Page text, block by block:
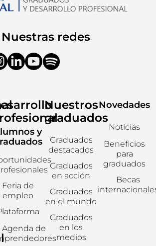
Nuestras redes
y
Feria de
empleo
Agenda de
Nuestros
graduados
Graduados
destacados
Graduados
en acción
Graduados
en el mundo
Graduados
en los
medios
Novedades
Noticias
Beneficios
para
graduados
Becas